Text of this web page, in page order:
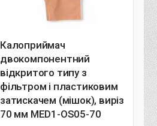
Калоприймач
двокомпонентний
відкритого типу з
фільтром і пластиковим
затискачем (мішок), виріз
70 мм MED1-OS05-70